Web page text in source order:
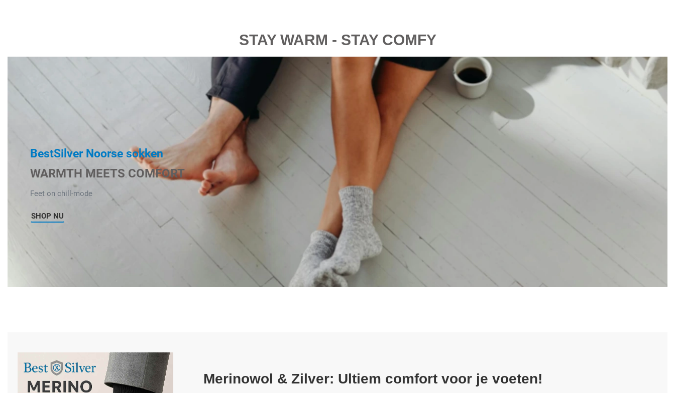
STAY WARM - STAY COMFY
BestSilver Noorse sokken
WARMTH MEETS COMFORT
Feet on chill-mode
SHOP NU
Merinowol & Zilver: Ultiem comfort voor je voeten!